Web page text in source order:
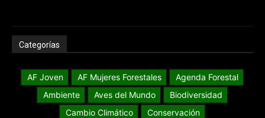
Categorías
AF Joven AF Mujeres Forestales
Agenda Forestal
Ambiente
Aves del Mundo
Biodiversidad
Cambio Climático
Conservación